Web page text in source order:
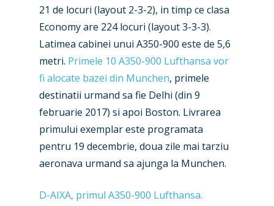
21 de locuri (layout 2-3-2), in timp ce clasa
Economy are 224 locuri (layout 3-3-3).
Latimea cabinei unui A350-900 este de 5,6
metri. Primele 10 A350-900 Lufthansa vor
fi alocate bazei din Munchen, primele
destinatii urmand sa fie Delhi (din 9
februarie 2017) si apoi Boston. Livrarea
primului exemplar este programata
pentru 19 decembrie, doua zile mai tarziu
aeronava urmand sa ajunga la Munchen.
D-AIXA, primul A350-900 Lufthansa.
New Routes
Industry
Accidents / Incidents
Airshows
Dubai 2025
Paris 2025
Farnborough 2024
Business Jets
Military
Trip Reports